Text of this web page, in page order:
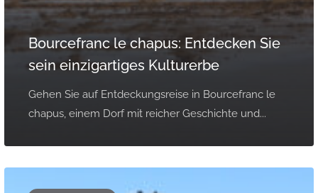
Bourcefranc le chapus: Entdecken Sie
sein einzigartiges Kulturerbe
Gehen Sie auf Entdeckungsreise in Bourcefranc le
chapus, einem Dorf mit reicher Geschichte und...